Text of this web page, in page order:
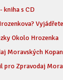
kniha s CD
Okolo Hrozenka
Moravských
pro Zpravodaj